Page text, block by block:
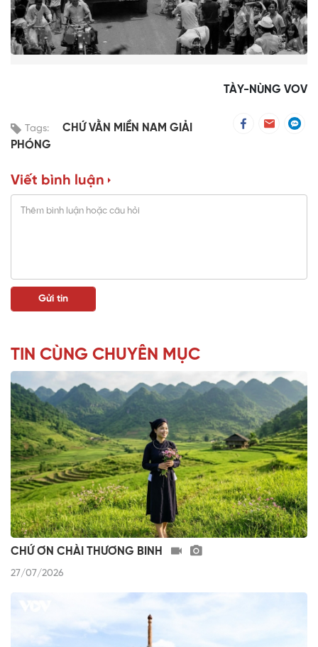
TÀY-NÙNG VOV
Tags:
CHỨ VẰN MIỀN NAM GIẢI
PHÓNG
Viết bình luận
TIN CÙNG CHUYÊN MỤC
CHỨ ƠN CHÀI THƯƠNG BINH
27/07/2026